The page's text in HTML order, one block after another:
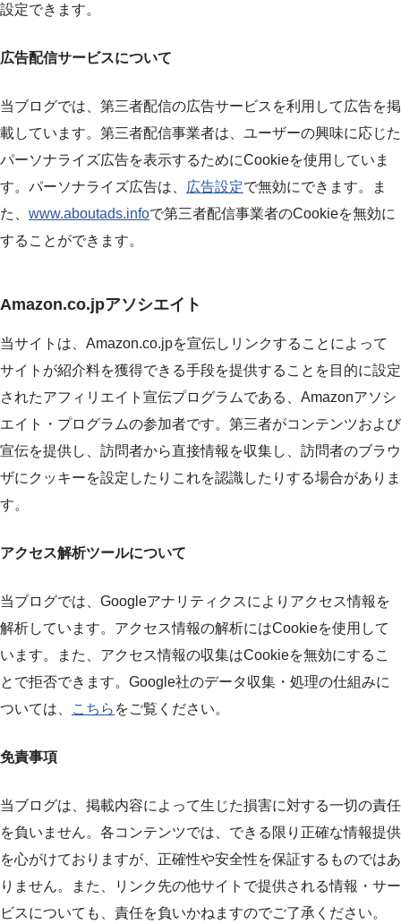
設定できます。
広告配信サービスについて
当ブログでは、第三者配信の広告サービスを利用して広告を掲
載しています。第三者配信事業者は、ユーザーの興味に応じた
パーソナライズ広告を表示するためにCookieを使用していま
す。パーソナライズ広告は、
広告設定で無効にできます。ま
た、 www.aboutads.infoで第三者配信事業者のCookieを無効に
することができます。
Amazon.co.jpアソシエイト
当サイトは、Amazon.co.jpを宣伝しリンクすることによって
サイトが紹介料を獲得できる手段を提供することを目的に設定
されたアフィリエイト宣伝プログラムである、Amazonアソシ
エイト・プログラムの参加者です。第三者がコンテンツおよび
宣伝を提供し、訪問者から直接情報を収集し、訪問者のブラウ
ザにクッキーを設定したりこれを認識したりする場合がありま
す。
アクセス解析ツールについて
当ブログでは、Googleアナリティクスによりアクセス情報を
解析しています。アクセス情報の解析にはCookieを使用して
います。また、アクセス情報の収集はCookieを無効にするこ
とで拒否できます。Google社のデータ収集・処理の仕組みに
ついては、
こちら をご覧ください。
免責事項
当ブログは、掲載内容によって生じた損害に対する一切の責任
を負いません。各コンテンツでは、できる限り正確な情報提供
を心がけておりますが、正確性や安全性を保証するものではあ
りません。また、リンク先の他サイトで提供される情報・サー
ビスについても、責任を負いかねますのでご了承ください。